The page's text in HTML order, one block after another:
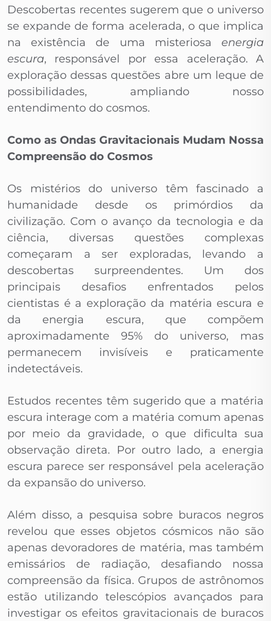
Descobertas recentes sugerem que o universo
se expande de forma acelerada, o que implica
na existência de uma misteriosa energia
escura, responsável por essa aceleração. A
exploração dessas questões abre um leque de
possibilidades, ampliando nosso
entendimento do cosmos.
Como as Ondas Gravitacionais Mudam Nossa
Compreensão do Cosmos
Os mistérios do universo têm fascinado a
humanidade desde os primórdios da
civilização. Com o avanço da tecnologia e da
ciência, diversas questões complexas
começaram a ser exploradas, levando a
descobertas surpreendentes. Um dos
principais desafios enfrentados pelos
cientistas é a exploração da matéria escura e
da energia escura, que compõem
aproximadamente 95% do universo, mas
permanecem invisíveis e praticamente
indetectáveis.
Estudos recentes têm sugerido que a matéria
escura interage com a matéria comum apenas
por meio da gravidade, o que dificulta sua
observação direta. Por outro lado, a energia
escura parece ser responsável pela aceleração
da expansão do universo.
Além disso, a pesquisa sobre buracos negros
revelou que esses objetos cósmicos não são
apenas devoradores de matéria, mas também
emissários de radiação, desafiando nossa
compreensão da física. Grupos de astrônomos
estão utilizando telescópios avançados para
investigar os efeitos gravitacionais de buracos